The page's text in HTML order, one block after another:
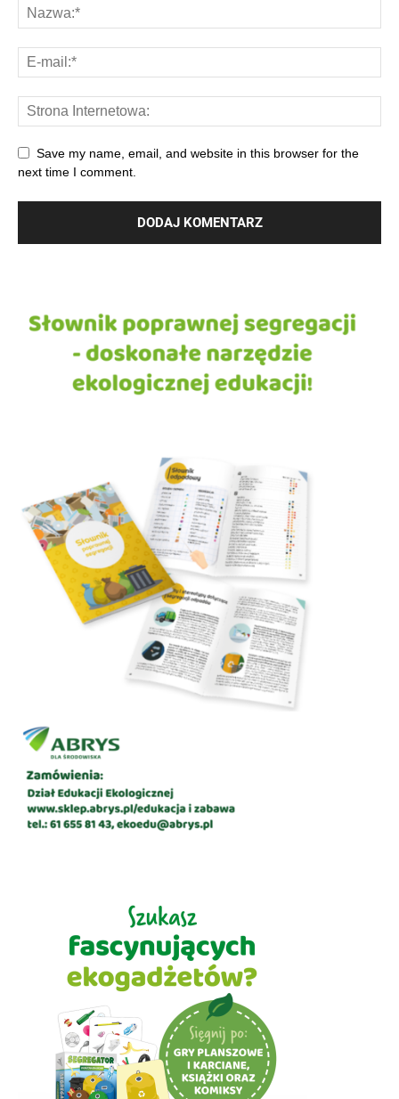
Save my name, email, and website in this browser for the
next time I comment.